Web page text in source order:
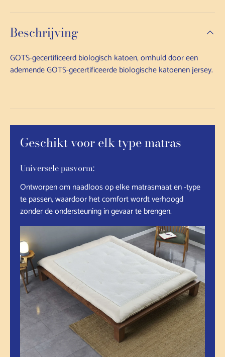
Beschrijving
GOTS-gecertificeerd biologisch katoen, omhuld door een
ademende GOTS-gecertificeerde biologische katoenen jersey.
Geschikt voor elk type matras
Universele pasvorm:
Ontworpen om naadloos op elke matrasmaat en -type
te passen, waardoor het comfort wordt verhoogd
zonder de ondersteuning in gevaar te brengen.